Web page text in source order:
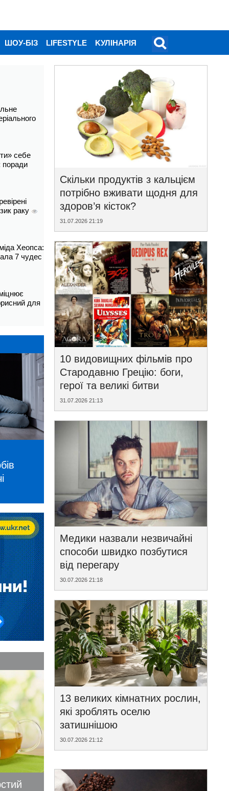
ШОУ-БІЗ LIFESTYLE KУЛІНАРІЯ
себе
поради
раку
Хеопса:
7 чудес
для
Скільки продуктів з кальцієм
потрібно вживати щодня для
здоров’я кісток?
31.07.2026 21:19
10 видовищних фільмів про
Стародавню Грецію: боги,
герої та великі битви
31.07.2026 21:13
Медики назвали незвичайні
способи швидко позбутися
від перегару
30.07.2026 21:18
13 великих кімнатних рослин,
які зроблять оселю
затишнішою
30.07.2026 21:12